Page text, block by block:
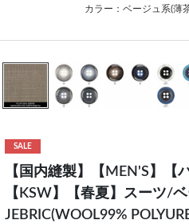
カラー：ベージュ系(薄
SALE
【国内縫製】【MEN'S】【
【KSW】【春夏】スーツ/
JEBRIC(WOOL99%